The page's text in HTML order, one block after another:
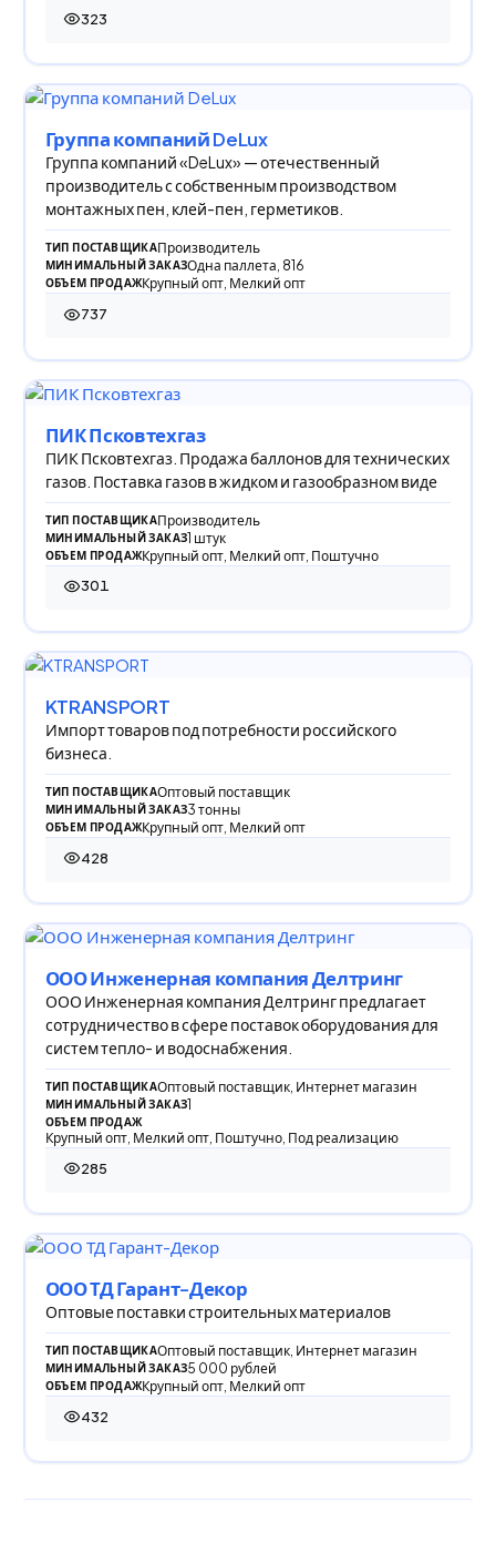
323
323 просмотра
Группа компаний DeLux
Группа компаний «DeLux» — отечественный
производитель с собственным производством
монтажных пен, клей-пен, герметиков.
ТИП ПОСТАВЩИКАПроизводитель
МИНИМАЛЬНЫЙ ЗАКАЗОдна паллета, 816
ОБЪЕМ ПРОДАЖКрупный опт, Мелкий опт
737
737 просмотров
ПИК Псковтехгаз
ПИК Псковтехгаз. Продажа баллонов для технических
газов. Поставка газов в жидком и газообразном виде
ТИП ПОСТАВЩИКАПроизводитель
МИНИМАЛЬНЫЙ ЗАКАЗ1 штук
ОБЪЕМ ПРОДАЖКрупный опт, Мелкий опт, Поштучно
301
301 просмотр
KTRANSPORT
Импорт товаров под потребности российского
бизнеса.
ТИП ПОСТАВЩИКАОптовый поставщик
МИНИМАЛЬНЫЙ ЗАКАЗ3 тонны
ОБЪЕМ ПРОДАЖКрупный опт, Мелкий опт
428
428 просмотров
ООО Инженерная компания Делтринг
ООО Инженерная компания Делтринг предлагает
сотрудничество в сфере поставок оборудования для
систем тепло- и водоснабжения.
ТИП ПОСТАВЩИКАОптовый поставщик, Интернет магазин
МИНИМАЛЬНЫЙ ЗАКАЗ1
ОБЪЕМ ПРОДАЖ
Крупный опт, Мелкий опт, Поштучно, Под реализацию
285
285 просмотров
ООО ТД Гарант-Декор
Оптовые поставки строительных материалов
ТИП ПОСТАВЩИКАОптовый поставщик, Интернет магазин
МИНИМАЛЬНЫЙ ЗАКАЗ5 000 рублей
ОБЪЕМ ПРОДАЖКрупный опт, Мелкий опт
432
432 просмотра